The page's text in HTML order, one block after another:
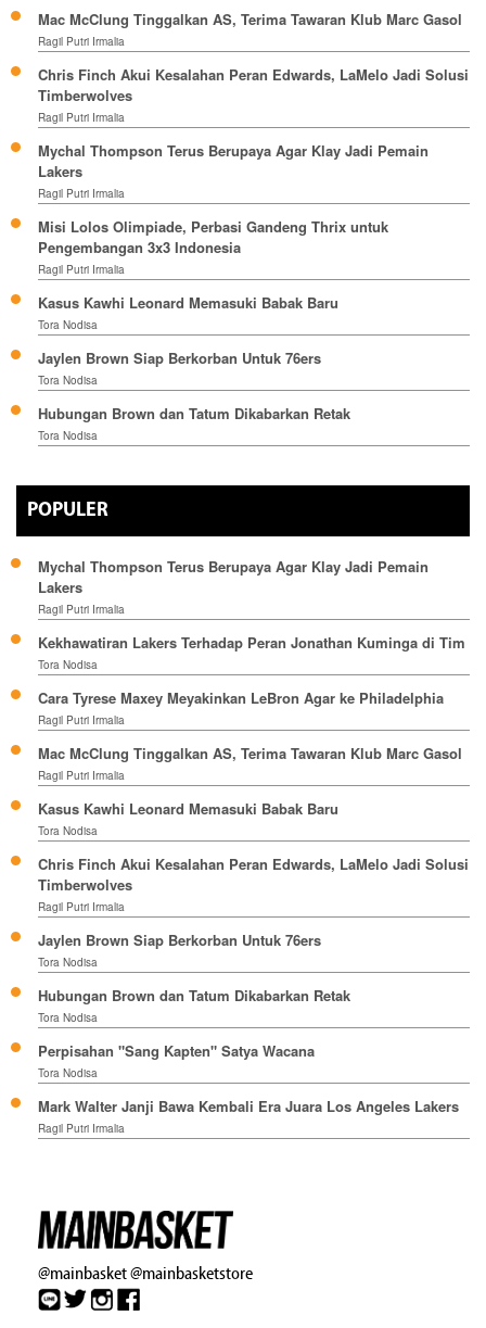
Mac McClung Tinggalkan AS, Terima Tawaran Klub Marc Gasol
Ragil Putri Irmalia
Chris Finch Akui Kesalahan Peran Edwards, LaMelo Jadi Solusi
Timberwolves
Ragil Putri Irmalia
Mychal Thompson Terus Berupaya Agar Klay Jadi Pemain
Lakers
Ragil Putri Irmalia
Misi Lolos Olimpiade, Perbasi Gandeng Thrix untuk
Pengembangan 3x3 Indonesia
Ragil Putri Irmalia
Kasus Kawhi Leonard Memasuki Babak Baru
Tora Nodisa
Jaylen Brown Siap Berkorban Untuk 76ers
Tora Nodisa
Hubungan Brown dan Tatum Dikabarkan Retak
Tora Nodisa
POPULER
Mychal Thompson Terus Berupaya Agar Klay Jadi Pemain
Lakers
Ragil Putri Irmalia
Kekhawatiran Lakers Terhadap Peran Jonathan Kuminga di Tim
Tora Nodisa
Cara Tyrese Maxey Meyakinkan LeBron Agar ke Philadelphia
Ragil Putri Irmalia
Mac McClung Tinggalkan AS, Terima Tawaran Klub Marc Gasol
Ragil Putri Irmalia
Kasus Kawhi Leonard Memasuki Babak Baru
Tora Nodisa
Chris Finch Akui Kesalahan Peran Edwards, LaMelo Jadi Solusi
Timberwolves
Ragil Putri Irmalia
Jaylen Brown Siap Berkorban Untuk 76ers
Tora Nodisa
Hubungan Brown dan Tatum Dikabarkan Retak
Tora Nodisa
Perpisahan "Sang Kapten" Satya Wacana
Tora Nodisa
Mark Walter Janji Bawa Kembali Era Juara Los Angeles Lakers
Ragil Putri Irmalia
@mainbasket@mainbasketstore